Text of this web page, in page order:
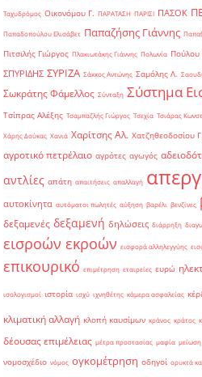
Ταχυδρόμος Οικονόμου Γ. ΠΑΡΑΤΑΣΗ ΠΑΡΙΣΙ ΠΑΣΟΚ
Παπαδοπούλου Ελισάβετ Παπαζήσης Γιάννης
Πιτσιλής Γιώργος Πλακιωτάκης Γιάννης Πολωνία Πούλου
ΣΠΥΡΙΔΗΣ ΣΥΡΙΖΑ Σάκκος Αντώνης Σαμόλης Λ.
Σωκράτης Φάμελλος Σύνταξη Σύστημα
Τσίπρας Αλέξης Τσαμπαζλής Γιώργος Τσεχία Τσιάρας
Χάρης Δούκας Χανιά Χαρίτσης Αλ. Χατζηθεοδοσίου Γ.
αγροτικό πετρέλαιο αγρότες αγωγός
αντλίες απάτη απαιτήσεις απαλλαγή
αυτοκίνητα αυτόματοι πωλητές αύξηση βαρέλι βενζίνες
δεξαμενές δεξαμενή δηλώσεις διάρρηξη
εισροών εκροών εισφορά αλληλεγγύης
επικουρικό επιμέτρηση εταιρείες ευρώ
ισολογισμοί ιστορία ισχύ ιχνηθέτης κάμερα ασφαλείας
κλιματική αλλαγή κλοπή καυσίμων κράνος κράτος
δέουσας επιμέλειας μέτρα προστασίας μαφία μείωση
νομοσχέδιο νόμος ογκομέτρηση οδηγοί ορυκτά